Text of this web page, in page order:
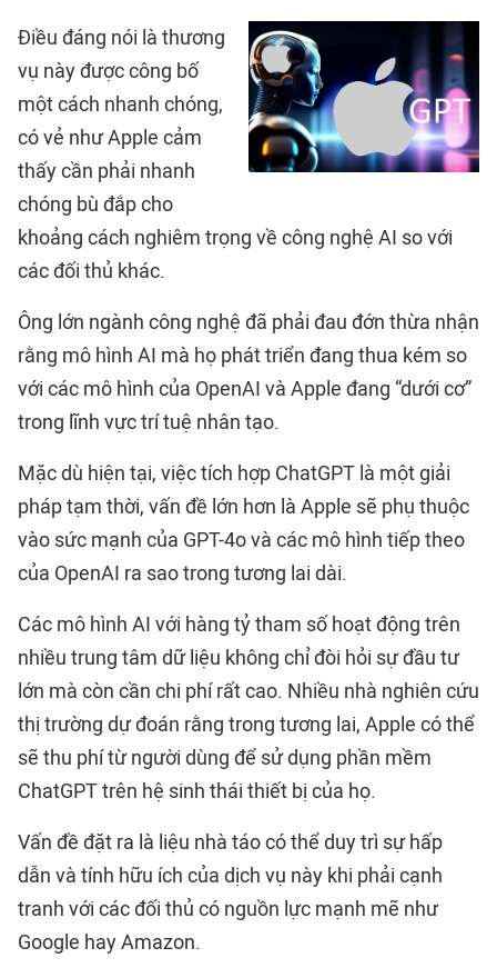
Điều đáng nói là thương
vụ này được công bố
một cách nhanh chóng,
có vẻ như Apple cảm
thấy cần phải nhanh
chóng bù đắp cho
khoảng cách nghiêm trọng về công nghệ AI so với
các đối thủ khác.
Ông lớn ngành công nghệ đã phải đau đớn thừa nhận
rằng mô hình AI mà họ phát triển đang thua kém so
với các mô hình của OpenAI và Apple đang “dưới cơ”
trong lĩnh vực trí tuệ nhân tạo.
Mặc dù hiện tại, việc tích hợp ChatGPT là một giải
pháp tạm thời, vấn đề lớn hơn là Apple sẽ phụ thuộc
vào sức mạnh của GPT-4o và các mô hình tiếp theo
của OpenAI ra sao trong tương lai dài.
Các mô hình AI với hàng tỷ tham số hoạt động trên
nhiều trung tâm dữ liệu không chỉ đòi hỏi sự đầu tư
lớn mà còn cần chi phí rất cao. Nhiều nhà nghiên cứu
thị trường dự đoán rằng trong tương lai, Apple có thể
sẽ thu phí từ người dùng để sử dụng phần mềm
ChatGPT trên hệ sinh thái thiết bị của họ.
Vấn đề đặt ra là liệu nhà táo có thể duy trì sự hấp
dẫn và tính hữu ích của dịch vụ này khi phải cạnh
tranh với các đối thủ có nguồn lực mạnh mẽ như
Google hay Amazon.